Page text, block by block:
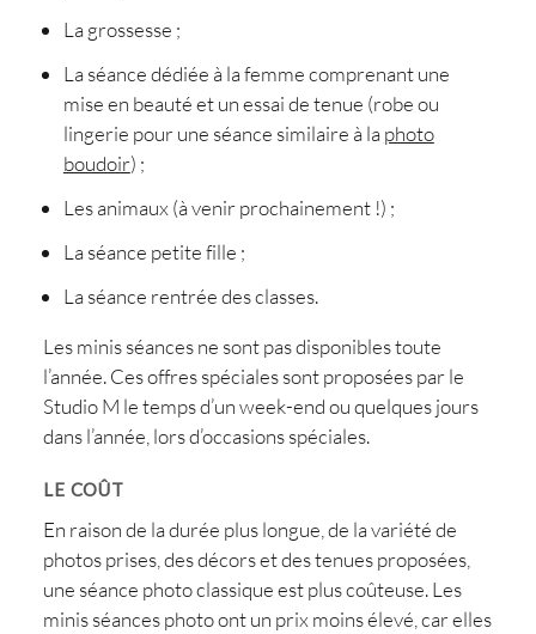
La grossesse ;
La séance dédiée à la femme comprenant une
mise en beauté et un essai de tenue (robe ou
lingerie pour une séance similaire à la photo
boudoir) ;
Les animaux (à venir prochainement !) ;
La séance petite fille ;
La séance rentrée des classes.
Les minis séances ne sont pas disponibles toute
l’année. Ces offres spéciales sont proposées par le
Studio M le temps d’un week-end ou quelques jours
dans l’année, lors d’occasions spéciales.
LE COÛT
En raison de la durée plus longue, de la variété de
photos prises, des décors et des tenues proposées,
une séance photo classique est plus coûteuse. Les
minis séances photo ont un prix moins élevé, car elles